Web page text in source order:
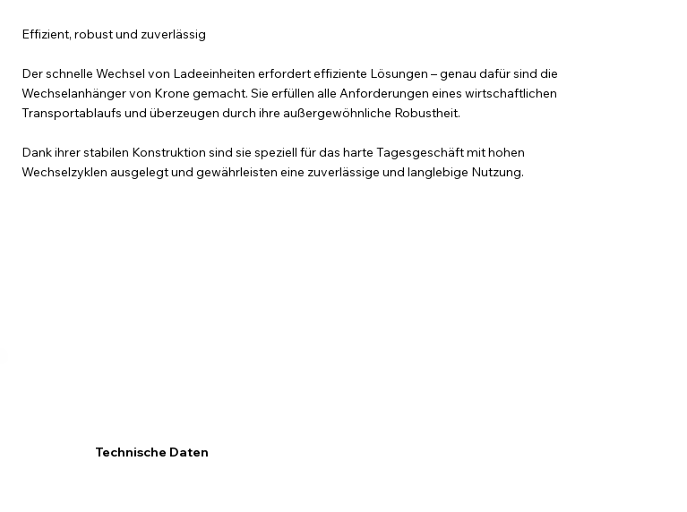
Effizient, robust und zuverlässig
Der schnelle Wechsel von Ladeeinheiten erfordert effiziente Lösungen – genau dafür sind die
Wechselanhänger von Krone gemacht. Sie erfüllen alle Anforderungen eines wirtschaftlichen
Transportablaufs und überzeugen durch ihre außergewöhnliche Robustheit.
Dank ihrer stabilen Konstruktion sind sie speziell für das harte Tagesgeschäft mit hohen
Wechselzyklen ausgelegt und gewährleisten eine zuverlässige und langlebige Nutzung.
Technische Daten